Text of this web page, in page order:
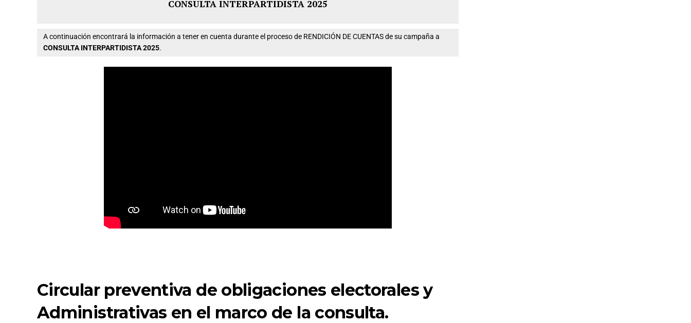
CONSULTA INTERPARTIDISTA 2025
A continuación encontrará la información a tener en cuenta durante el proceso de RENDICIÓN DE CUENTAS de su campaña a
CONSULTA INTERPARTIDISTA 2025.
Circular preventiva de obligaciones electorales y
Administrativas en el marco de la consulta.